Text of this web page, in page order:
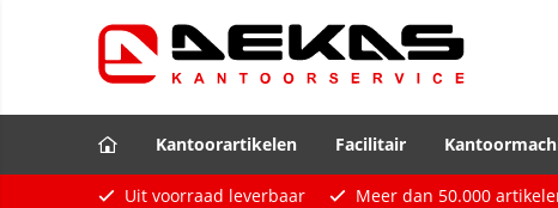
Kantoorartikelen Facilitair
Uit voorraad leverbaar Meer dan 50.000